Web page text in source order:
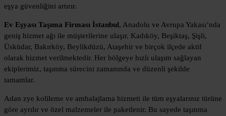
eşya güvenliğini artırır.
Ev Eşyası Taşıma Firması İstanbul, Anadolu ve Avrupa Yakası’nda
geniş hizmet ağı ile müşterilerine ulaşır. Kadıköy, Beşiktaş, Şişli,
Üsküdar, Bakırköy, Beylikdüzü, Ataşehir ve birçok ilçede aktif
olarak hizmet verilmektedir. Her bölgeye hızlı ulaşım sağlayan
ekiplerimiz, taşınma sürecini zamanında ve düzenli şekilde
tamamlar.
Adan zye kolileme ve ambalajlama hizmeti ile tüm eşyalarınız türüne
göre ayrılır ve özel malzemeler ile paketlenir. Bu sayede taşınma